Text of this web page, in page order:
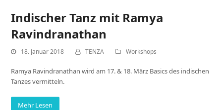
Indischer Tanz mit Ramya
Ravindranathan
18. Januar 2018 TENZA Workshops
Ramya Ravindranathan wird am 17. & 18. März Basics des indischen
Tanzes vermitteln.
Mehr Lesen